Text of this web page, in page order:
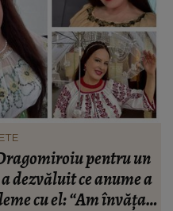
2026. Cum să te
pe care îl vizitezi